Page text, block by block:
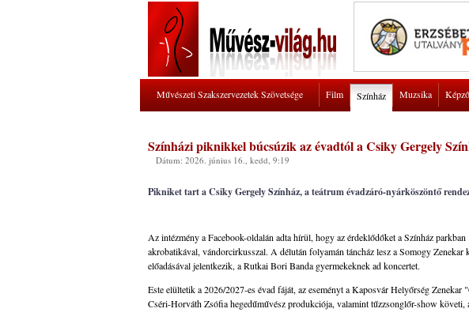
Művészeti Szakszervezetek Szövetsége Film Színház Muzsika
Színházi piknikkel búcsúzik az évadtól a Csiky Gergely
Dátum: 2026. június 16., kedd, 9:19
Pikniket tart a Csiky Gergely Színház, a teátrum évadzáró-nyárköszöntő
Az intézmény a Facebook-oldalán adta hírül, hogy az érdeklődőket a Színház
akrobatikával, vándorcirkusszal. A délután folyamán táncház lesz a Somogy
előadásával jelentkezik, a Rutkai Bori Banda gyermekeknek ad koncertet.
Este elültetik a 2026/2027-es évad fáját, az eseményt a Kaposvár Helyőrség
Cséri-Horváth Zsófia hegedűművész produkciója, valamint tűzzsonglőr-show